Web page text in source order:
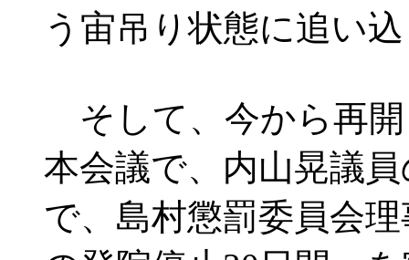
う宙吊り状態に追い
そして、今から再
本会議で、内山晃議
で、島村懲罰委員会